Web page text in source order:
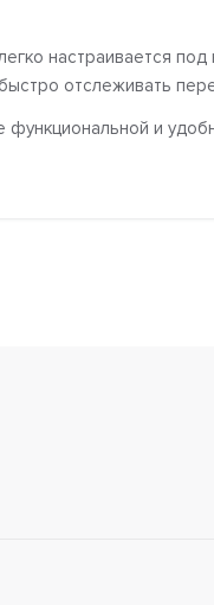
настраивается
отслеживать
и